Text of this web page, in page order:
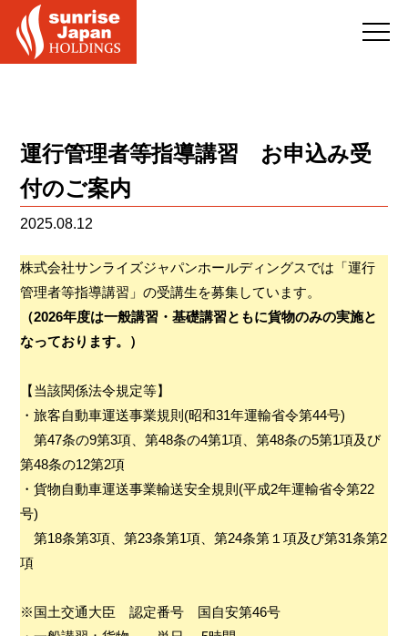
運行管理者等指導講習 お申込み受
付のご案内
2025.08.12
株式会社サンライズジャパンホールディングスでは「運行
管理者等指導講習」の受講生を募集しています。
（2026年度は一般講習・基礎講習ともに貨物のみの実施と
なっております。）
【当該関係法令規定等】
・旅客自動車運送事業規則(昭和31年運輸省令第44号)
第47条の9第3項、第48条の4第1項、第48条の5第1項及び
第48条の12第2項
・貨物自動車運送事業輸送安全規則(平成2年運輸省令第22
号)
第18条第3項、第23条第1項、第24条第１項及び第31条第2
項
※国土交通大臣 認定番号 国自安第46号